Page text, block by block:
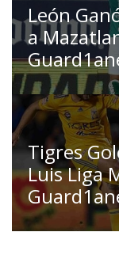
León
a
Tigres
Luis Liga